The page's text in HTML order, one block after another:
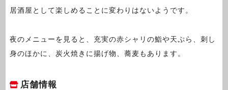
居酒屋として楽しめることに変わりはないようです。
夜のメニューを見ると、充実の赤シャリの鮨や天ぷら、刺し
身のほかに、炭火焼きに揚げ物、蕎麦もあります。
店舗情報